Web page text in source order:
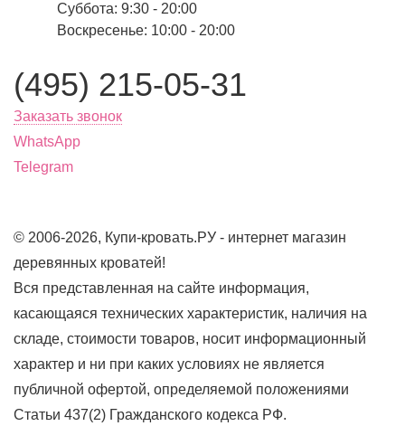
Суббота: 9:30 - 20:00
Воскресенье: 10:00 - 20:00
(495) 215-05-31
Заказать звонок
WhatsApp
Telegram
© 2006-2026, Купи-кровать.РУ - интернет магазин
деревянных кроватей!
Вся представленная на сайте информация,
касающаяся технических характеристик, наличия на
складе, стоимости товаров, носит информационный
характер и ни при каких условиях не является
публичной офертой, определяемой положениями
Статьи 437(2) Гражданского кодекса РФ.